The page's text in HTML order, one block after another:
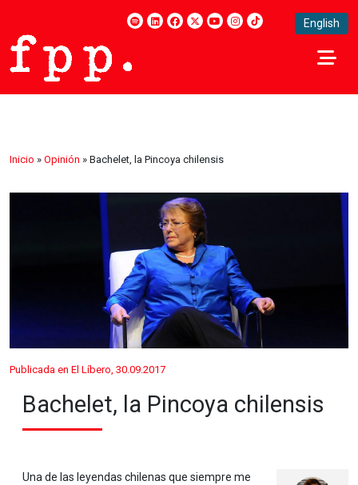
English
Inicio » Opinión » Bachelet, la Pincoya chilensis
Publicada en El Líbero, 30.09.2017
Bachelet, la Pincoya chilensis
Una de las leyendas chilenas que siempre me